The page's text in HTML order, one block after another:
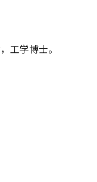
工学博士。